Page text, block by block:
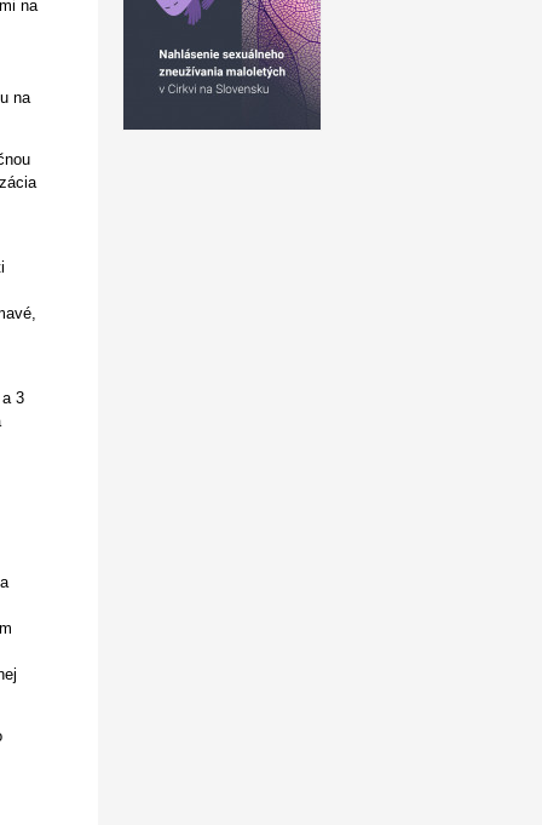
na
na
3